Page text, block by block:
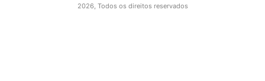
2026, Todos os direitos reservados